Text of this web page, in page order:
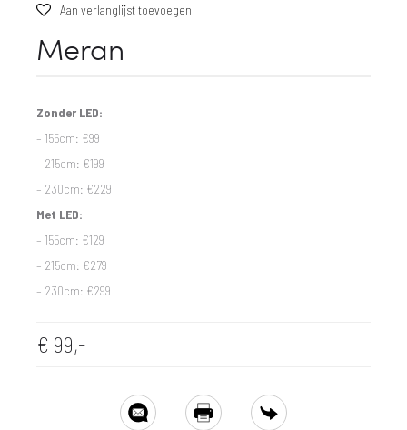
Aan verlanglijst toevoegen
Meran
Zonder LED:
– 155cm: €99
– 215cm: €199
– 230cm: €229
Met LED:
– 155cm: €129
– 215cm: €279
– 230cm: €299
€ 99,-